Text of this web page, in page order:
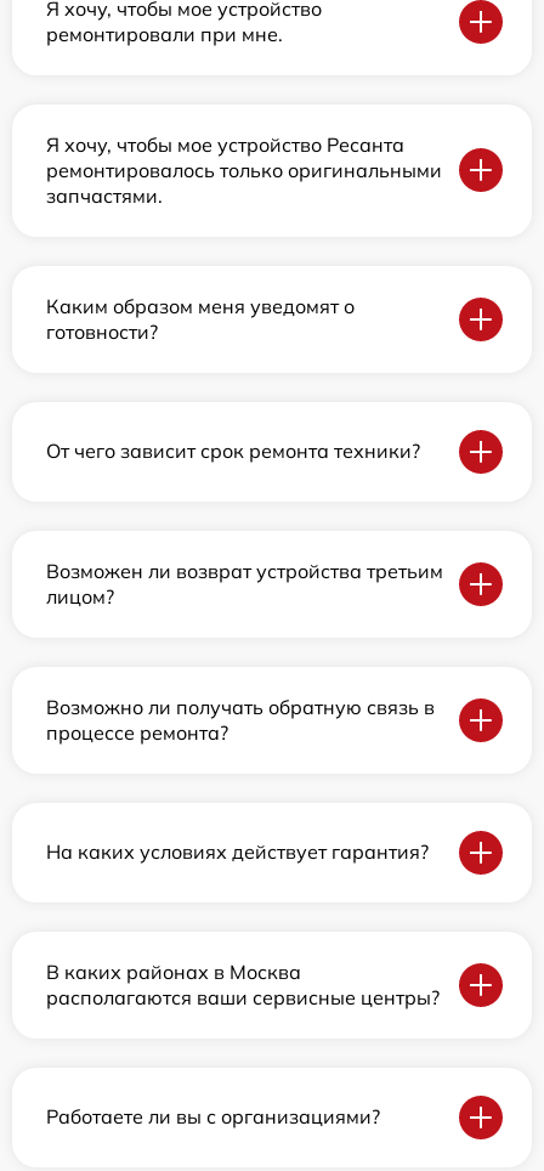
Я хочу, чтобы мое устройство
ремонтировали при мне.
Я хочу, чтобы мое устройство Ресанта
ремонтировалось только оригинальными
запчастями.
Каким образом меня уведомят о
готовности?
От чего зависит срок ремонта техники?
Возможен ли возврат устройства третьим
лицом?
Возможно ли получать обратную связь в
процессе ремонта?
На каких условиях действует гарантия?
В каких районах в Москва
располагаются ваши сервисные центры?
Работаете ли вы с организациями?